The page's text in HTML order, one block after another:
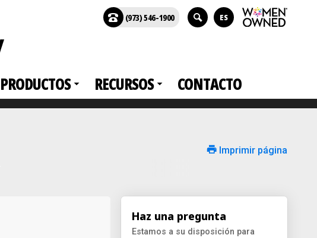
PRODUCTOS RECURSOS CONTACTO
(973) 546-1900 ES
Imprimir página
Haz una pregunta
Estamos a su disposición para